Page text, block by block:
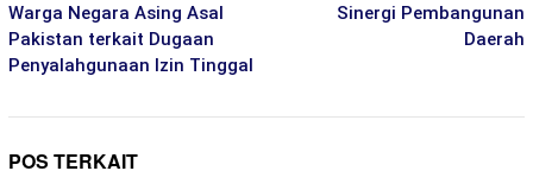
Warga Negara Asing Asal
Pakistan terkait Dugaan
Penyalahgunaan Izin Tinggal
Sinergi Pembangunan
Daerah
POS TERKAIT